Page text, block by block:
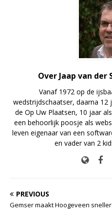
Over Jaap van der
Vanaf 1972 op de
wedstrijdschaatser, daarna
de Op Uw Plaatsen, 10 jaar
een behoorlijk poosje als
leven eigenaar van een
en vader van 2
PREVIOUS
Gemser maakt Hoogeveen sneller